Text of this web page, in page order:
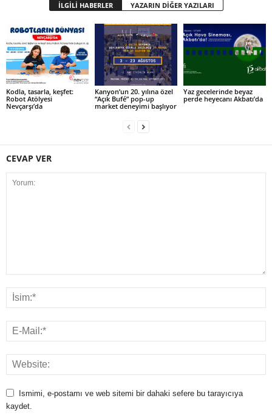
İLGİLİ HABERLER YAZARIN DİĞER YAZILARI
Kodla, tasarla, keşfet:
Robot Atölyesi
Nevçarşı’da
Kanyon’un 20. yılına özel
“Açık Bufé” pop-up
market deneyimi başlıyor
Yaz gecelerinde beyaz
perde heyecanı Akbatı’da
CEVAP VER
Ismimi, e-postamı ve web sitemi bir dahaki sefere bu tarayıcıya
kaydet.